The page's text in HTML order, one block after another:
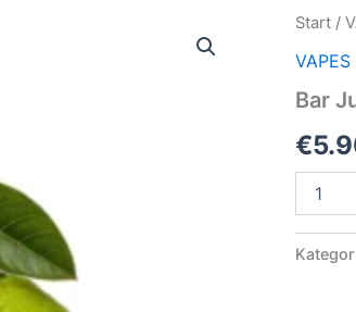
Start /
Bar
€
Juice
Liquid
Fizzy